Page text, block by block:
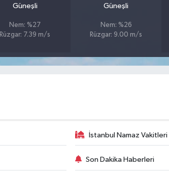
Güneşli
Nem: %27
Rüzgar: 7.39 m/s
Güneşli
Nem: %26
Rüzgar: 9.00 m/s
İstanbul Namaz Vakitleri
Son Dakika Haberleri